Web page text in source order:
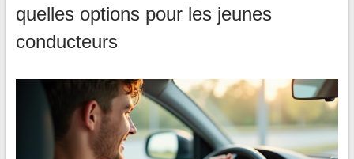
quelles options pour les jeunes
conducteurs